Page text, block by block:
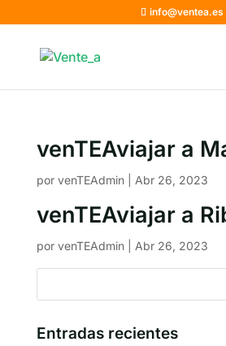
info@ventea.es
venTEAviajar a
por venTEAdmin| Abr 26, 2023
venTEAviajar a
por venTEAdmin| Abr 26, 2023
Entradas recientes